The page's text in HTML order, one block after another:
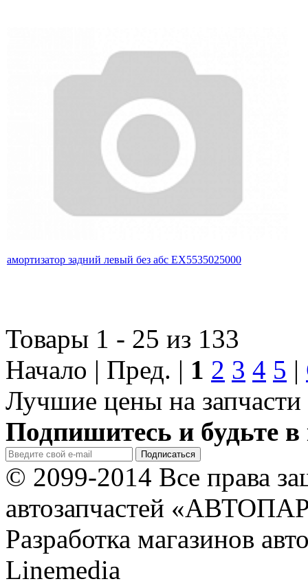
амортизатор задний левый без абс EX5535025000
Товары 1 - 25 из 133
Начало | Пред. | 1 2 3 4 5 |
Лучшие цены на запчасти
Подпишитесь и будьте в
© 2099-2014 Все права
автозапчастей
Разработка магазинов
Linemedia